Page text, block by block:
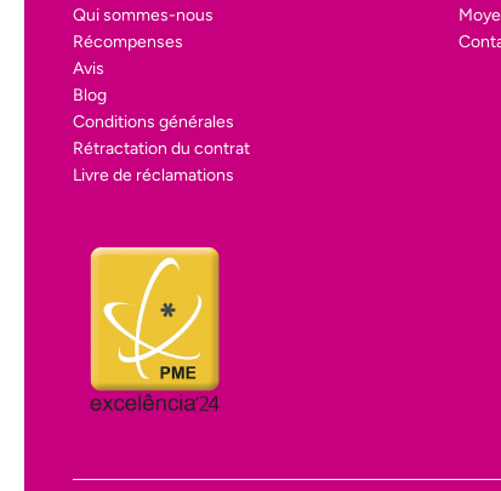
Qui sommes-nous
Récompenses
Avis
Blog
Conditions générales
Rétractation du contrat
Livre de réclamations